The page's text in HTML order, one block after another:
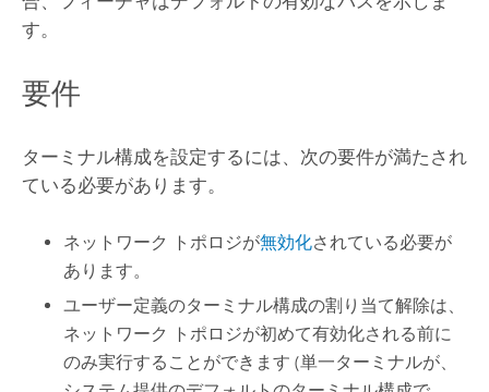
す。
要件
ターミナル構成を設定するには、次の要件が満たされ
ている必要があります。
ネットワーク トポロジが無効化されている必要が
あります。
ユーザー定義のターミナル構成の割り当て解除は、
ネットワーク トポロジが初めて有効化される前に
のみ実行することができます (単一ターミナルが、